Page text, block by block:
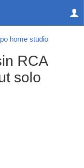
home studio
RCA
solo